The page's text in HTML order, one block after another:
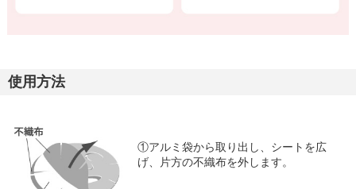
使用方法
①アルミ袋から取り出し、シートを広
げ、片方の不織布を外します。